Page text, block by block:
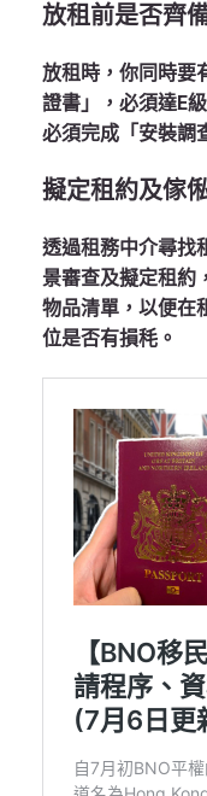
放租前是否齊
放租時，你同時要
證書」，必須達E
必須完成「安裝調
擬定租約及傢
透過租務中介尋找
景審查及擬定租約
物品清單，以便在
位是否有損秏。